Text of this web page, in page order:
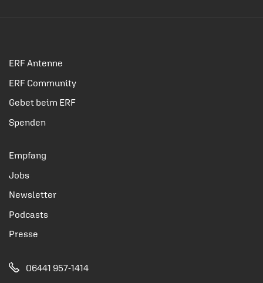
ERF Antenne
ERF Community
Gebet beim ERF
Spenden
Empfang
Jobs
Newsletter
Podcasts
Presse
06441 957-1414